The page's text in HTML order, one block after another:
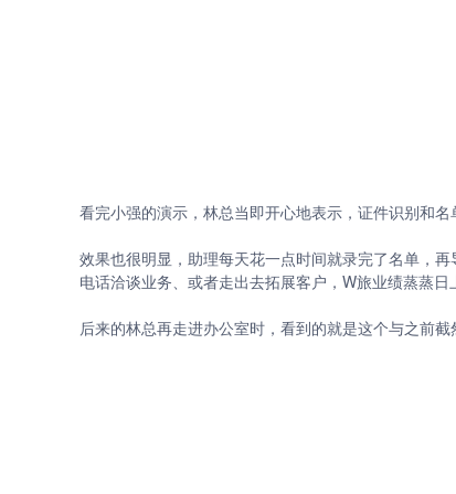
看完小强的演示，林总当即开心地表示，证件识别和
效果也很明显，助理每天花一点时间就录完了名单，
电话洽谈业务、或者走出去拓展客户，W旅业绩蒸蒸日
后来的林总再走进办公室时，看到的就是这个与之前